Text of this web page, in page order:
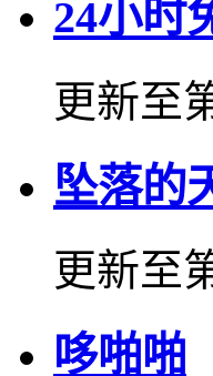
24小时
更新至
坠落的
更新至
哆啪啪